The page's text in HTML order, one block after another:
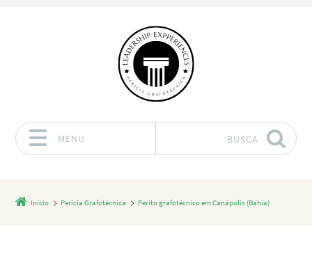
MENU BUSCA
Início Perícia Grafotécnica Perito grafotécnico em Canápolis (Bahia)